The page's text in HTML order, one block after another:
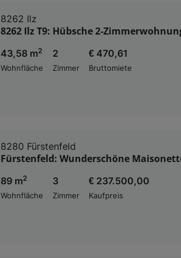
8262 Ilz
8262 Ilz T9: Hübsche 2-
43,58 m2
Wohnfläche
2
Zimmer
€ 470,61
Bruttomiete
8280 Fürstenfeld
Fürstenfeld: Wunderschöne
89 m2
Wohnfläche
3
Zimmer
€ 237.500,00
Kaufpreis